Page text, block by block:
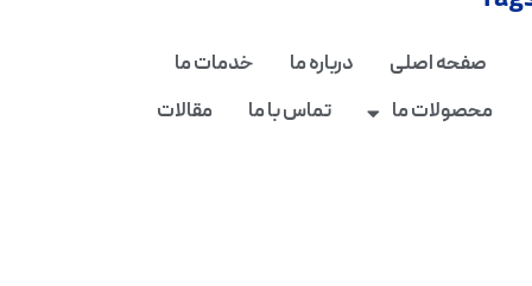
صفحه اصلی درباره ما
خدمات ما
محصولات ما
تماس با ما مقالات